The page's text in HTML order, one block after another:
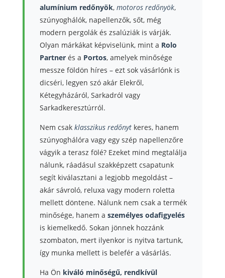
alumínium redőnyök, motoros redőnyök,
szúnyoghálók, napellenzők, sőt, még
modern pergolák és zsalúziák is várják.
Olyan márkákat képviselünk, mint a Rolo
Partnerés a Portos, amelyek minősége
messze földön híres – ezt sok vásárlónk is
dicséri, legyen szó akár Elekről,
Kétegyházáról, Sarkadról vagy
Sarkadkeresztúrról.
Nem csak klasszikus redőnytkeres, hanem
szúnyoghálóra vagy egy szép napellenzőre
vágyik a terasz fölé? Ezeket mind megtalálja
nálunk, ráadásul szakképzett csapatunk
segít kiválasztani a legjobb megoldást –
akár sávroló, reluxa vagy modern roletta
mellett döntene. Nálunk nem csak a termék
minősége, hanem a személyes odafigyelés
is kiemelkedő. Sokan jönnek hozzánk
szombaton, mert ilyenkor is nyitva tartunk,
így munka mellett is belefér a vásárlás.
Ha Ön kiváló minőségű, rendkívül